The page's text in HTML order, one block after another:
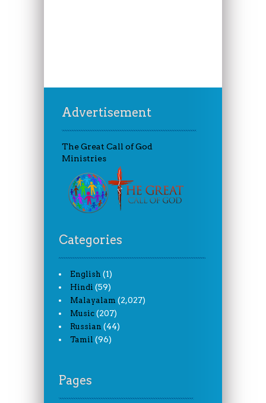
Advertisement
The Great Call of God
Ministries
Categories
English (1)
Hindi (59)
Malayalam (2,027)
Music (207)
Russian (44)
Tamil (96)
Pages